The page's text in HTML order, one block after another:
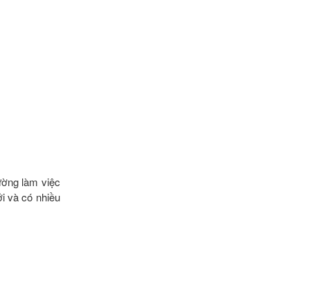
làm việc
và có nhiều